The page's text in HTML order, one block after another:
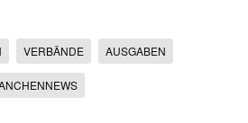
VERBÄNDE AUSGABEN